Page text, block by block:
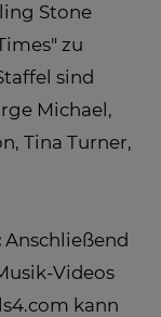
Stone
zu
sind
Michael,
Tina Turner,
Anschließend
Videos
kann